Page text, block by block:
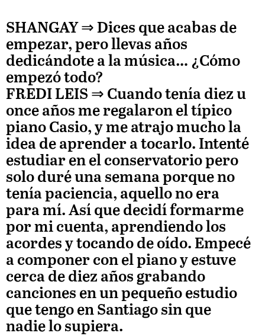
SHANGAY ⇒ Dices que acabas de
empezar, pero llevas años
dedicándote a la música… ¿Cómo
empezó todo?
FREDI LEIS ⇒ Cuando tenía diez u
once años me regalaron el típico
piano Casio, y me atrajo mucho la
idea de aprender a tocarlo. Intenté
estudiar en el conservatorio pero
solo duré una semana porque no
tenía paciencia, aquello no era
para mí. Así que decidí formarme
por mi cuenta, aprendiendo los
acordes y tocando de oído. Empecé
a componer con el piano y estuve
cerca de diez años grabando
canciones en un pequeño estudio
que tengo en Santiago sin que
nadie lo supiera.